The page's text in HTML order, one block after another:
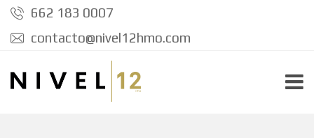
662 183 0007
contacto@nivel12hmo.com